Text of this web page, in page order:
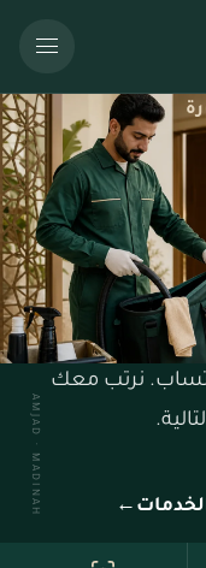
القائمة
نرتب معك
←
AMJAD · MADINAH